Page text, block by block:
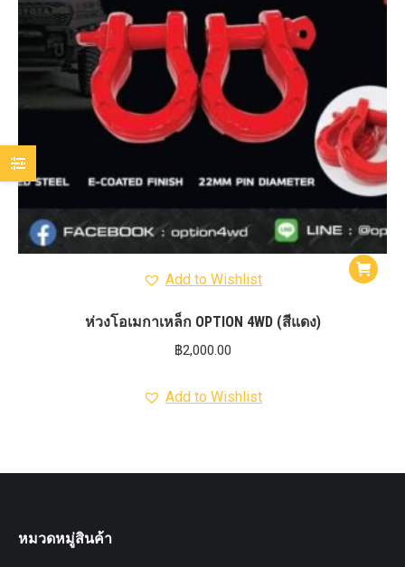
Add to Wishlist
ห่วงโอเมกาเหล็ก OPTION 4WD (สีแดง)
฿2,000.00
Add to Wishlist
หมวดหมู่สินค้า